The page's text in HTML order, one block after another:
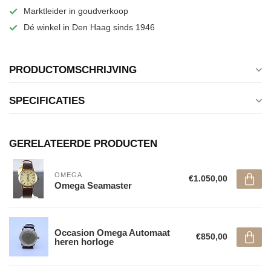
Marktleider in goudverkoop
Dé winkel in Den Haag sinds 1946
PRODUCTOMSCHRIJVING
SPECIFICATIES
GERELATEERDE PRODUCTEN
OMEGA
Omega Seamaster
€1.050,00
Occasion Omega Automaat
heren horloge
€850,00